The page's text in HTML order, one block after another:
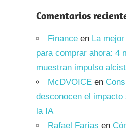
Comentarios
Financeen La
para comprar ahora: 4
muestran impulso
McDVOICEen
desconocen el
la IA
Rafael Farías en